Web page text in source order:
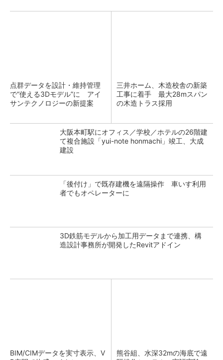
点群データを設計・維持管理
で“使える3Dモデル”に アイ
サンテクノロジーの新提案
三井ホーム、木造校舎の新築
工事に着手 最大28mスパン
の木造トラス採用
大阪本町駅にオフィス／学校／ホテルの26階建
て複合施設「yui-note honmachi」竣工、大成
建設
「後付け」で既存建機を遠隔操作 車いす利用
者でもオペレーターに
3D鉄筋モデルから加工用データまで連携、構
造設計事務所が開発したRevitアドイン
BIM/CIMデータを実寸表示、V
熊谷組、水深32mの海底で遠